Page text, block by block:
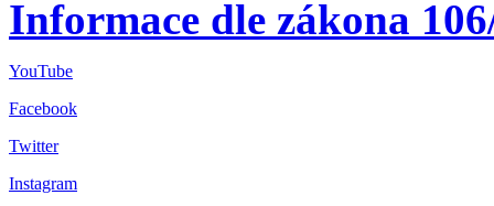
Informace dle zákona
YouTube
Facebook
Twitter
Instagram